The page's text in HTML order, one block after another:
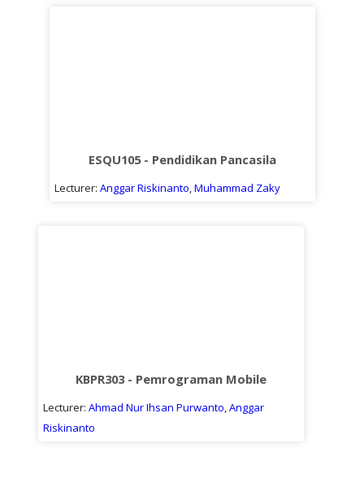
ESQU105 - Pendidikan Pancasila
Lecturer: Anggar Riskinanto Muhammad Zaky
KBPR303 - Pemrograman Mobile
Lecturer: Ahmad Nur Ihsan Purwanto Anggar
Riskinanto